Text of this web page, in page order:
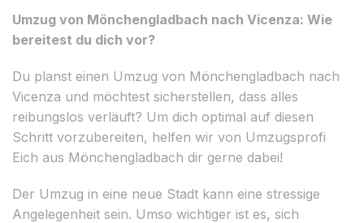
Umzug von Mönchengladbach nach Vicenza: Wie
bereitest du dich vor?
Du planst einen Umzug von Mönchengladbach nach
Vicenza und möchtest sicherstellen, dass alles
reibungslos verläuft? Um dich optimal auf diesen
Schritt vorzubereiten, helfen wir von Umzugsprofi
Eich aus Mönchengladbach dir gerne dabei!
Der Umzug in eine neue Stadt kann eine stressige
Angelegenheit sein. Umso wichtiger ist es, sich